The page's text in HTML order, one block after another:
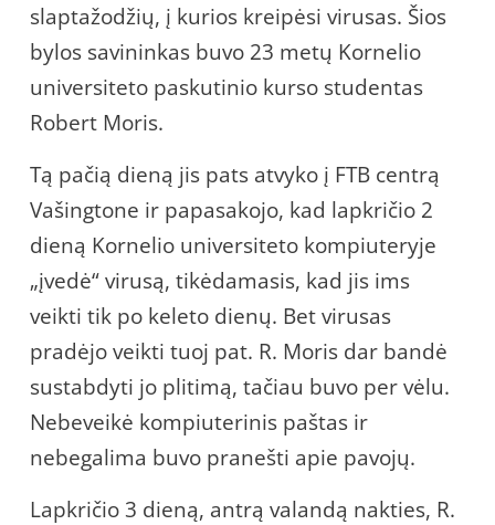
slaptažodžių, į kurios kreipėsi virusas. Šios
bylos savininkas buvo 23 metų Kornelio
universiteto paskutinio kurso studentas
Robert Moris.
Tą pačią dieną jis pats atvyko į FTB centrą
Vašingtone ir papasakojo, kad lapkričio 2
dieną Kornelio universiteto kompiuteryje
„įvedė“ virusą, tikėdamasis, kad jis ims
veikti tik po keleto dienų. Bet virusas
pradėjo veikti tuoj pat. R. Moris dar bandė
sustabdyti jo plitimą, tačiau buvo per vėlu.
Nebeveikė kompiuterinis paštas ir
nebegalima buvo pranešti apie pavojų.
Lapkričio 3 dieną, antrą valandą nakties, R.